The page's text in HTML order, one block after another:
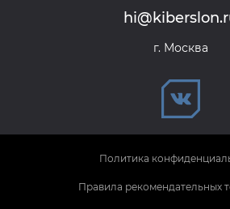
г. Москва
Политика
Правила рекомендательных